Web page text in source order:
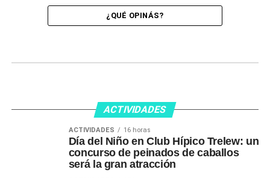
¿QUÉ OPINÁS?
ACTIVIDADES
ACTIVIDADES 16 horas
Día del Niño en Club Hípico Trelew: un
concurso de peinados de caballos
será la gran atracción